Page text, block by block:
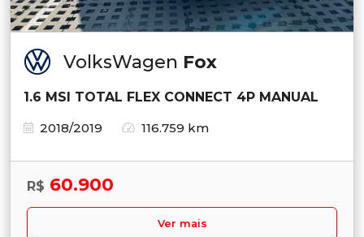
VolksWagen Fox
1.6 MSI TOTAL FLEX CONNECT 4P MANUAL
2018/2019
116.759 km
R$ 60.900
Ver mais